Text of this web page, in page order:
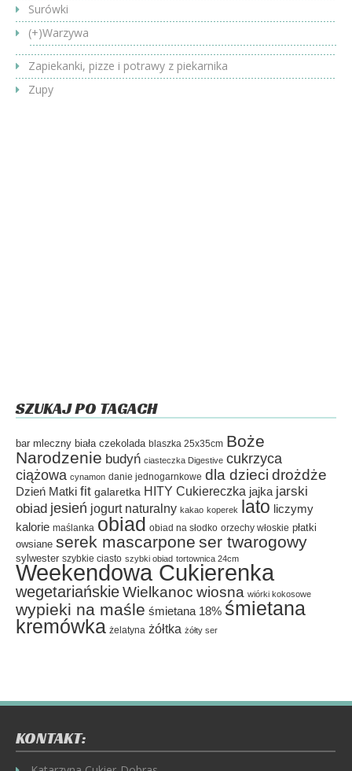
Surówki
(+)Warzywa
Zapiekanki, pizze i potrawy z piekarnika
Zupy
SZUKAJ PO TAGACH
bar mleczny biała czekolada blaszka 25x35cm Boże
Narodzenie budyń ciasteczka Digestive cukrzyca
ciążowa cynamon danie jednogarnkowe dla dzieci drożdże
Dzień Matki fit galaretka HITY Cukiereczka jajka jarski
obiad jesień jogurt naturalny kakao koperek lato liczymy
kalorie maślanka obiad obiad na słodko orzechy włoskie płatki
owsiane serek mascarpone ser twarogowy
sylwester szybkie ciasto szybki obiad tortownica 24cm
Weekendowa Cukierenka
wegetariańskieWielkanoc wiosna wiórki kokosowe
wypieki na maśle śmietana 18% śmietana
kremówka żelatyna żółtka żółty ser
KONTAKT: